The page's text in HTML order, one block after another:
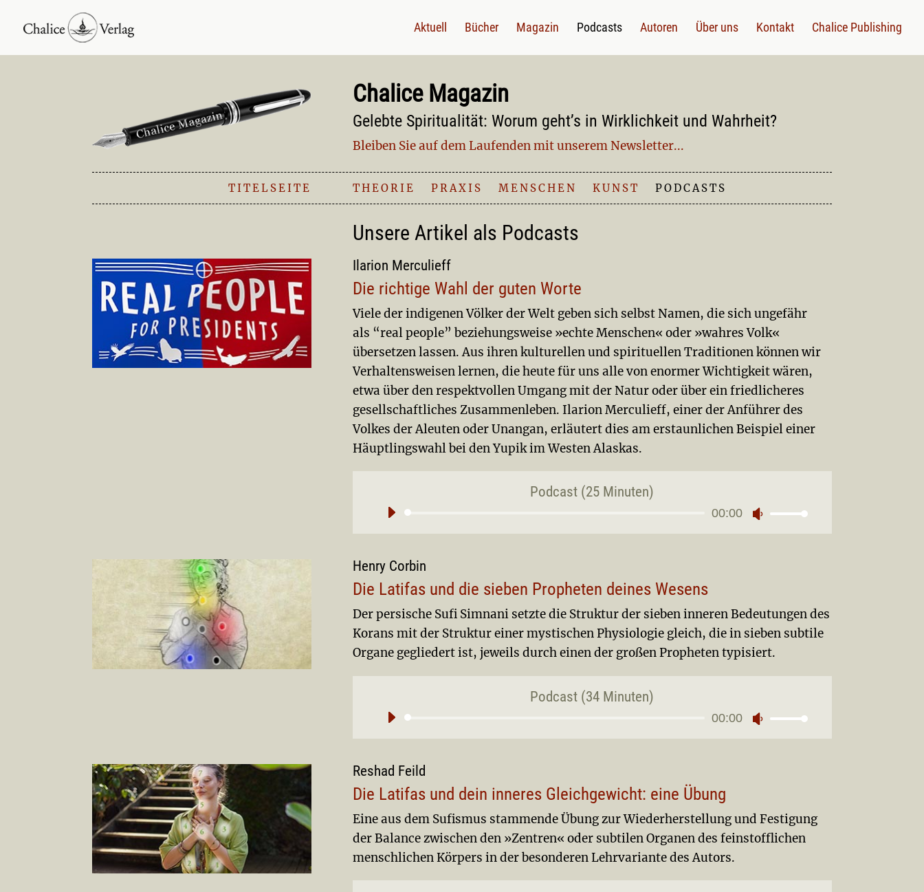
Aktuell Bücher Magazin Podcasts Autoren Über uns Kontakt Chalice Publishing
Chalice Magazin
Gelebte Spiritualität: Worum geht’s in Wirklichkeit und Wahrheit?
Bleiben Sie auf dem Laufenden mit unserem Newsletter...
TITELSEITE THEORIE PRAXIS MENSCHEN KUNST PODCASTS
Unsere Artikel als Podcasts
Ilarion Merculieff
Die richtige Wahl der guten Worte
Viele der indigenen Völker der Welt geben sich selbst Namen, die sich ungefähr
als “real people” beziehungsweise »echte Menschen« oder »wahres Volk«
übersetzen lassen. Aus ihren kulturellen und spirituellen Traditionen können wir
Verhaltensweisen lernen, die heute für uns alle von enormer Wichtigkeit wären,
etwa über den respektvollen Umgang mit der Natur oder über ein friedlicheres
gesellschaftliches Zusammenleben. Ilarion Merculieff, einer der Anführer des
Volkes der Aleuten oder Unangan, erläutert dies am erstaunlichen Beispiel einer
Häuptlingswahl bei den Yupik im Westen Alaskas.
Podcast (25 Minuten)
00:00
Pfeiltasten
Lautstärke
zu
regeln.
Henry Corbin
Die Latifas und die sieben Propheten deines Wesens
Der persische Sufi Simnani setzte die Struktur der sieben inneren Bedeutungen des
Korans mit der Struktur einer mystischen Physiologie gleich, die in sieben subtile
Organe gegliedert ist, jeweils durch einen der großen Propheten typisiert.
Podcast (34 Minuten)
00:00
Pfeiltasten
Lautstärke
zu
Reshad Feild
Die Latifas und dein inneres Gleichgewicht: eine Übung
Eine aus dem Sufismus stammende Übung zur Wiederherstellung und Festigung
der Balance zwischen den »Zentren« oder subtilen Organen des feinstofflichen
menschlichen Körpers in der besonderen Lehrvariante des Autors.